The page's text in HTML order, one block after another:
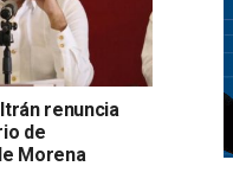
renuncia
de
Morena